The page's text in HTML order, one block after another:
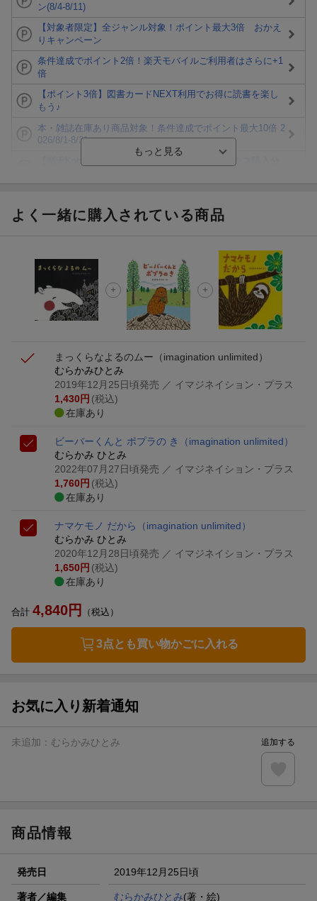
ン(8/4-8/11)
【対象者限定】全ジャンル対象！ポイント最大3倍 おかえ
りキャンペーン
条件達成でポイント2倍！楽天モバイルご利用者はさらに+1
倍
【ポイント3倍】図書カードNEXT利用でお得に読書を楽し
もう♪
本・雑誌在庫あり商品対象！条件達成でポイント最大10倍 2
026/8/1-8/31
分け！
【スタンプカード】楽天ポイントもらえる＆抽選で豪華景品
が当たる！
楽天モバイル紹介キャンペーンの拡散で300円OFFクーポン
進呈
よく一緒に購入されている商品
まっくらなよるのムー （imagination unlimited）
むらかみひとみ
2019年12月25日頃発売 ／ イマジネイション・プラス
1,430円 (税込)
在庫あり
ビーバーくんと ポプラの き
（imagination unlimited）
むらかみ ひとみ
2022年07月27日頃発売 ／ イマジネイション・プラス
1,760円 (税込)
在庫あり
ナマケモノ だから
（imagination unlimited）
むらかみ ひとみ
2020年12月28日頃発売 ／ イマジネイション・プラス
1,650円 (税込)
在庫あり
合計 4,840円 （税込）
3点とも買い物かごに入れる
お気に入り新着通知
未追加： むらかみひとみ 追加する
商品情報
発売日 2019年12月25日頃
著者／編集 むらかみひとみ(著・絵)